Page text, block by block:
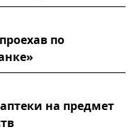
по
на предмет